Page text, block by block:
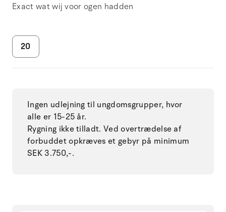
Exact wat wij voor ogen hadden
20
Ingen udlejning til ungdomsgrupper, hvor
alle er 15-25 år.
Rygning ikke tilladt. Ved overtrædelse af
forbuddet opkræves et gebyr på minimum
SEK 3.750,-.